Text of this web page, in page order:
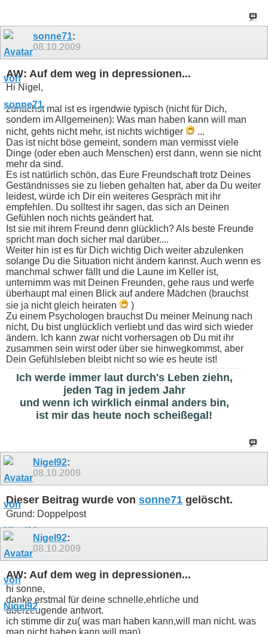
sonne71:
08.10.2009
AW: Auf dem weg in depressionen...
Hi Nigel,
zunächst mal ist es irgendwie typisch (nicht für Dich,
sondern im Allgemeinen): Was man haben kann will man
nicht, gehts nicht mehr, ist nichts wichtiger
...
Das ist nicht böse gemeint, sondern man vermisst viele
Dinge (oder eben auch Menschen) erst dann, wenn sie nicht
mehr da sind.
Es ist natürlich schön, das Eure Freundschaft trotz Deines
Geständnisses sie zu lieben gehalten hat, aber da Du weiter
leidest, würde ich Dir ein weiteres Gespräch mit ihr
empfehlen. Du solltest ihr sagen, das sich an Deinen
Gefühlen noch nichts geändert hat.
Ist sie mit ihrem Freund denn glücklich? Als beste Freunde
spricht man doch sicher mal darüber....
Weiter hin ist es für Dich wichtig Dich weiter abzulenken
solange Du die Situation nicht ändern kannst. Auch wenn es
manchmal schwer fällt und die Laune im Keller ist,
unternimm was mit Deinen Freunden, gehe raus und werfe
überhaupt mal einen Blick auf andere Mädchen (brauchst
sie ja nicht gleich heiraten
)
Zu einem Psychologen brauchst Du meiner Meinung nach
nicht, Du bist unglücklich verliebt und das wird sich wieder
ändern. Ich kann zwar nicht vorhersagen ob Du mit ihr
zusammen sein wirst oder über sie hinwegkommst, aber
Dein Gefühlsleben bleibt nicht so wie es heute ist!
Ich werde immer laut durch's Leben ziehn,
jeden Tag in jedem Jahr
und wenn ich wirklich einmal anders bin,
ist mir das heute noch scheißegal!
Nigel92:
08.10.2009
Dieser Beitrag wurde von sonne71 gelöscht.
Grund: Doppelpost
Nigel92:
08.10.2009
AW: Auf dem weg in depressionen...
hi sonne,
danke erstmal für deine schnelle,ehrliche und
überzeugende antwort.
ich stimme dir zu( was man haben kann,will man nicht. was
man nicht haben kann,will man)